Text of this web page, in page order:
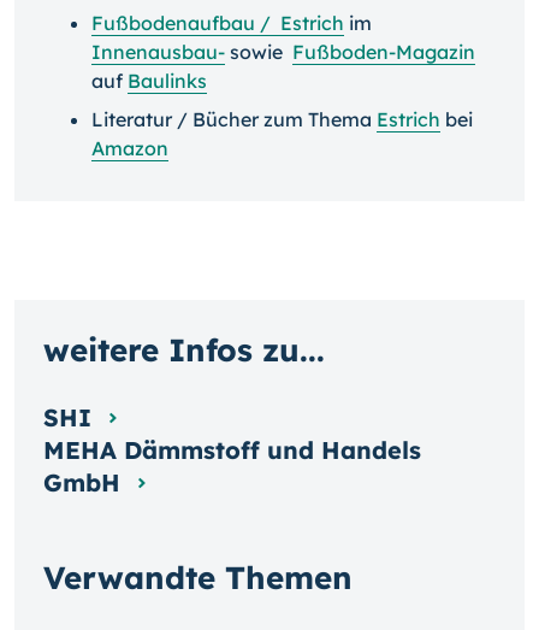
Fußbodenaufbau / Estrich im
Innenausbau- sowie Fußboden-Magazin
auf Baulinks
Literatur / Bücher zum Thema Estrich bei
Amazon
Verwandte Themen
weitere Infos zu...
SHI
MEHA Dämmstoff und Handels
GmbH